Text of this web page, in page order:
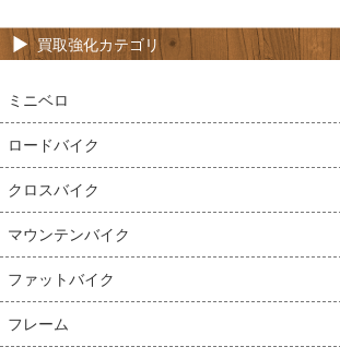
買取強化カテゴリ
ミニベロ
ロードバイク
クロスバイク
マウンテンバイク
ファットバイク
フレーム